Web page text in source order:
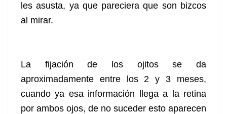
les asusta, ya que pareciera que son bizcos
al mirar.
La fijación de los ojitos se da
aproximadamente entre los 2 y 3 meses,
cuando ya esa información llega a la retina
por ambos ojos, de no suceder esto aparecen